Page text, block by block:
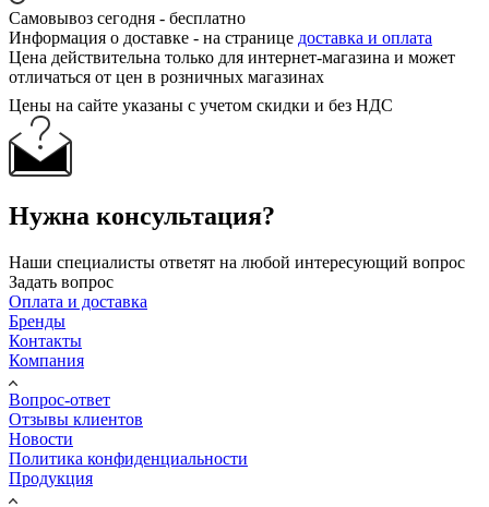
Самовывоз сегодня - бесплатно
Информация о доставке - на странице доставка и оплата
Цена действительна только для интернет-магазина и может
отличаться от цен в розничных магазинах
Цены на сайте указаны с учетом скидки и без НДС
Нужна консультация?
Наши специалисты ответят на любой интересующий вопрос
Задать вопрос
Оплата и доставка
Бренды
Контакты
Компания
Вопрос-ответ
Отзывы клиентов
Новости
Политика конфиденциальности
Продукция